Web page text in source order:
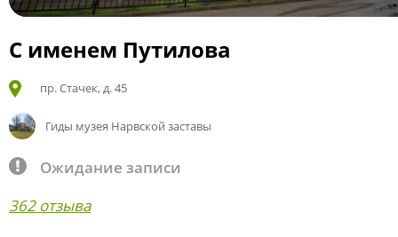
С именем Путилова
пр. Стачек, д. 45
Гиды музея Нарвской заставы
Ожидание записи
362 отзыва